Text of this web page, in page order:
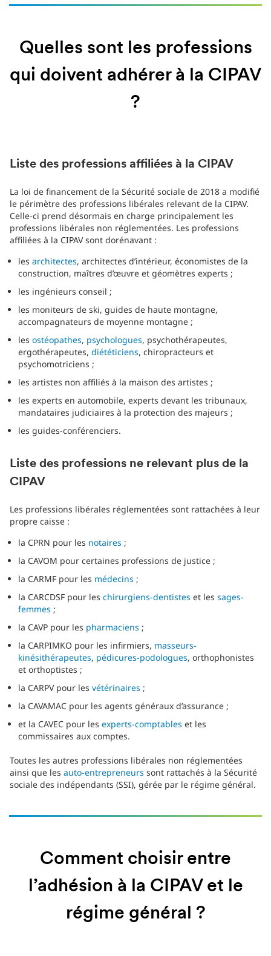
Quelles sont les professions
qui doivent adhérer à la CIPAV
?
Liste des professions affiliées à la CIPAV
La loi de financement de la Sécurité sociale de 2018 a modifié
le périmètre des professions libérales relevant de la CIPAV.
Celle-ci prend désormais en charge principalement les
professions libérales non réglementées. Les professions
affiliées à la CIPAV sont dorénavant :
les architectes, architectes d’intérieur, économistes de la
construction, maîtres d’œuvre et géomètres experts ;
les ingénieurs conseil ;
les moniteurs de ski, guides de haute montagne,
accompagnateurs de moyenne montagne ;
les ostéopathes, psychologues, psychothérapeutes,
ergothérapeutes, diététiciens, chiropracteurs et
psychomotriciens ;
les artistes non affiliés à la maison des artistes ;
les experts en automobile, experts devant les tribunaux,
mandataires judiciaires à la protection des majeurs ;
les guides-conférenciers.
Liste des professions ne relevant plus de la
CIPAV
Les professions libérales réglementées sont rattachées à leur
propre caisse :
la CPRN pour les notaires ;
la CAVOM pour certaines professions de justice ;
la CARMF pour les médecins ;
la CARCDSF pour les chirurgiens-dentistes et les sages-
femmes ;
la CAVP pour les pharmaciens ;
la CARPIMKO pour les infirmiers, masseurs-
kinésithérapeutes, pédicures-podologues, orthophonistes
et orthoptistes ;
la CARPV pour les vétérinaires ;
la CAVAMAC pour les agents généraux d’assurance ;
et la CAVEC pour les experts-comptables et les
commissaires aux comptes.
Toutes les autres professions libérales non réglementées
ainsi que les auto-entrepreneurs sont rattachés à la Sécurité
sociale des indépendants (SSI), gérée par le régime général.
Comment choisir entre
l’adhésion à la CIPAV et le
régime général ?